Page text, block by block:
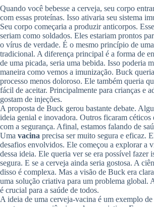
Quando você bebesse a cerveja, seu corpo
com essas proteínas. Isso ativaria seu sistema
Seu corpo começaria a produzir anticorpos.
seriam como soldados. Eles estariam prontos
o vírus de verdade. É o mesmo princípio de
tradicional. A diferença principal é a forma de
de uma picada, seria uma bebida. Isso poderia
maneira como vemos a imunização. Buck
processo menos doloroso. Ele também queria
fácil de aceitar. Principalmente para crianças e
gostam de injeções.
A proposta de Buck gerou bastante debate.
ideia genial e inovadora. Outros ficaram céticos
com a segurança. Afinal, estamos falando de
Uma vacina precisa ser muito segura e eficaz.
desafios envolvidos. Ele começou a explorar a
dessa ideia. Ele queria ver se era possível fazer
segura. E se a cerveja ainda seria gostosa. A
disso é complexa. Mas a visão de Buck era
uma solução criativa para um problema global.
é crucial para a saúde de todos.
A ideia de uma cerveja-vacina é um exemplo